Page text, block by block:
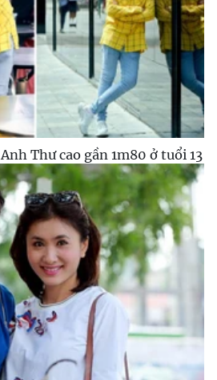
Thư cao gần 1m80 ở tuổi 13